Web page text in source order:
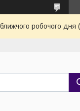
робочого дня